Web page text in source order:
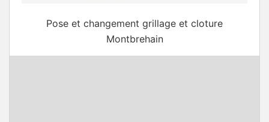
Pose et changement grillage et cloture
Montbrehain